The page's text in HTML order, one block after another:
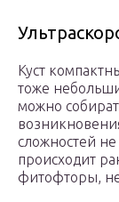
Куст
тоже
можно
сложностей
происходит
фитофторы,